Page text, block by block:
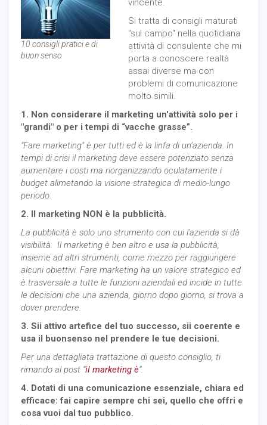
10 consigli pratici e di
buon senso
Si tratta di consigli maturati
"sul campo" nella quotidiana
attività di consulente che mi
porta a conoscere realtà
assai diverse ma con
problemi di comunicazione
molto simili.
1. Non considerare il marketing un'attività solo per i
"grandi" o per i tempi di “vacche grasse”.
"Fare marketing" è per tutti ed è la linfa di un’azienda. In
tempi di crisi il marketing deve essere potenziato senza
aumentare i costi ma riorganizzando oculatamente i
budget alimetando la visione strategica di medio-lungo
periodo.
2. Il marketing NON è la pubblicità.
La pubblicità è solo uno strumento con cui l'azienda si dà
visibilità. Il marketing è ben altro e usa la pubblicità,
insieme ad altri strumenti, come mezzo per raggiungere
alcuni obiettivi. Fare marketing ha un valore strategico ed
è trasversale a tutte le funzioni aziendali ed incide in tutte
le decisioni che una azienda, giorno dopo giorno, si trova a
dover prendere.
3. Sii attivo artefice del tuo successo, sii coerente e
usa il buonsenso nel prendere le tue decisioni.
Per una dettagliata trattazione di questo consiglio, ti
rimando al post “il marketing è”.
4. Dotati di una comunicazione essenziale, chiara ed
efficace: fai capire sempre chi sei, quello che offri e
cosa vuoi dal tuo pubblico.